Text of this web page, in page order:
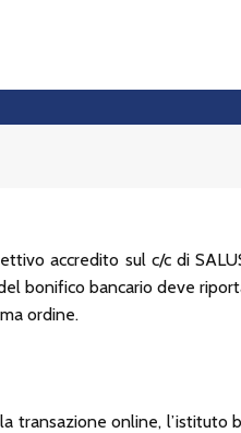
accredito sul c/c di
bonifico bancario deve
ordine.
transazione online,